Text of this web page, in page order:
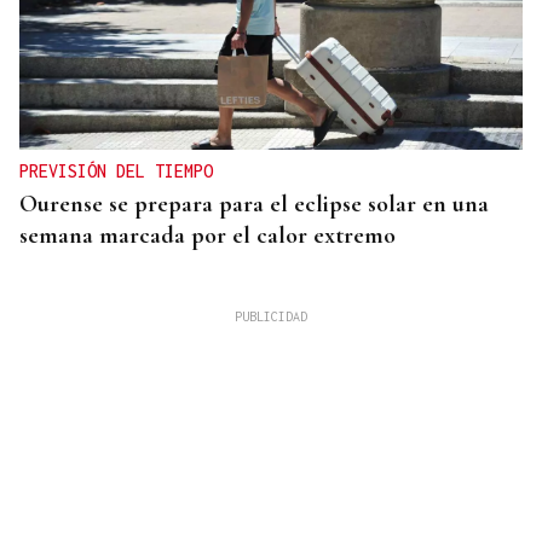
PREVISIÓN DEL TIEMPO
Ourense se prepara para el eclipse solar en una
semana marcada por el calor extremo